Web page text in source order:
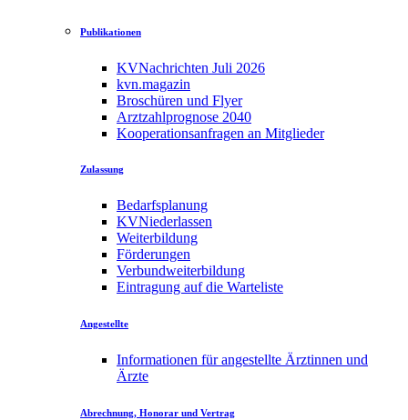
Publikationen
KVNachrichten Juli 2026
kvn.magazin
Broschüren und Flyer
Arztzahlprognose 2040
Kooperationsanfragen an Mitglieder
Zulassung
Bedarfsplanung
KVNiederlassen
Weiterbildung
Förderungen
Verbundweiterbildung
Eintragung auf die Warteliste
Angestellte
Informationen für angestellte Ärztinnen und
Ärzte
Abrechnung, Honorar und Vertrag